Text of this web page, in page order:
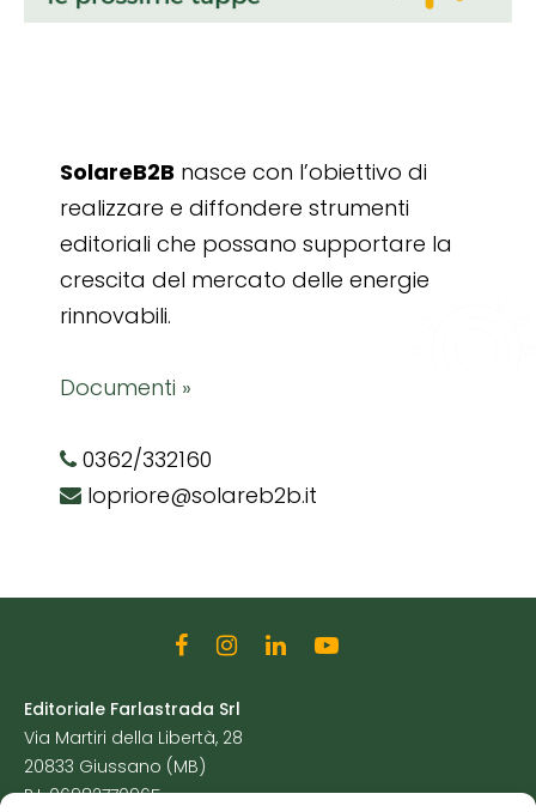
SolareB2B nasce con l’obiettivo di
realizzare e diffondere strumenti
editoriali che possano supportare la
crescita del mercato delle energie
rinnovabili.
Documenti »
0362/332160
lopriore@solareb2b.it
Editoriale Farlastrada Srl
Via Martiri della Libertà, 28
20833 Giussano (MB)
P.I. 06982770965